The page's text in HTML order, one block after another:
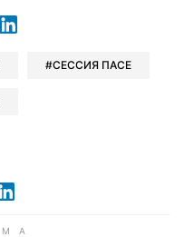
в Facebook
в Xв Viber
в Whatsapp
в Messenger
отправить в LinkedIn
СЕССИЯ ПАСЕ
Facebook
в X в Google news
в Viber
Читайте в LinkedIn